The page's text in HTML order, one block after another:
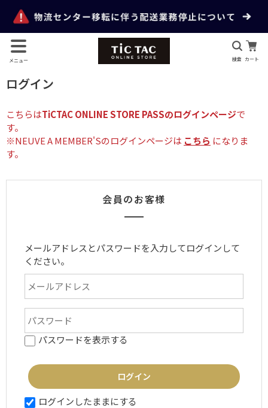
メニュー 検索 カート
ログイン
こちらはTiCTAC ONLINE STORE PASSのログインページで
す。
※NEUVE A MEMBER'Sのログインページは こちら になりま
す。
会員のお客様
メールアドレスとパスワードを入力してログインして
ください。
パスワードを表示する
ログインしたままにする